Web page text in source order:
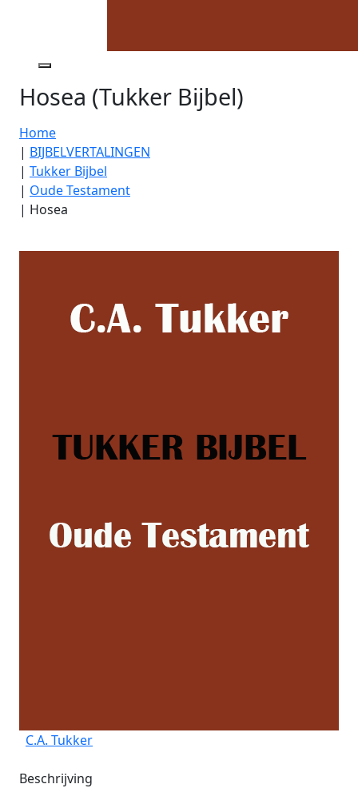
Hosea (Tukker Bijbel)
Home
| BIJBELVERTALINGEN
| Tukker Bijbel
| Oude Testament
| Hosea
C.A. Tukker
Beschrijving